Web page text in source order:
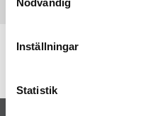
Inställningar
Statistik
Specifikationer